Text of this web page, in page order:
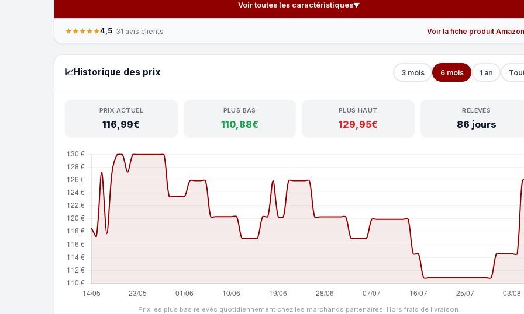
Voir toutes les caractéristiques▼
★★★★★4,5· 31 avis clients Voir la fiche produit
📈Historique des prix 3 mois 6 mois 1 an
PRIX ACTUEL
116,99€
PLUS BAS
110,88€
PLUS HAUT
129,95€
RELEVÉS
86 jours
Prix les plus bas relevés quotidiennement chez les marchands partenaires. Hors frais de livraison.